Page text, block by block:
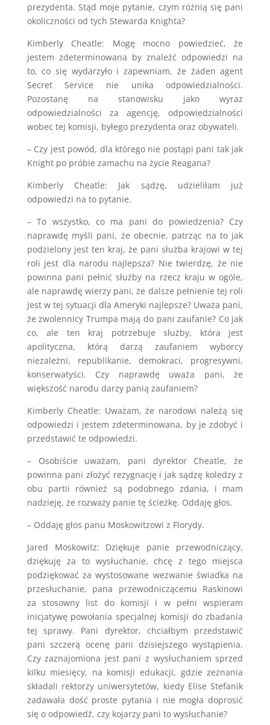
prezydenta. Stąd moje pytanie, czym różnią się pani
okoliczności od tych Stewarda Knighta?
Kimberly Cheatle: Mogę mocno powiedzieć, że
jestem zdeterminowana by znaleźć odpowiedzi na
to, co się wydarzyło i zapewniam, że żaden agent
Secret Service nie unika odpowiedzialności.
Pozostanę na stanowisku jako wyraz
odpowiedzialności za agencję, odpowiedzialności
wobec tej komisji, byłego prezydenta oraz obywateli.
– Czy jest powód, dla którego nie postąpi pani tak jak
Knight po próbie zamachu na życie Reagana?
Kimberly Cheatle: Jak sądzę, udzieliłam już
odpowiedzi na to pytanie.
– To wszystko, co ma pani do powiedzenia? Czy
naprawdę myśli pani, że obecnie, patrząc na to jak
podzielony jest ten kraj, że pani służba krajowi w tej
roli jest dla narodu najlepsza? Nie twierdzę, że nie
powinna pani pełnić służby na rzecz kraju w ogóle,
ale naprawdę wierzy pani, że dalsze pełnienie tej roli
jest w tej sytuacji dla Ameryki najlepsze? Uważa pani,
że zwolennicy Trumpa mają do pani zaufanie? Co jak
co, ale ten kraj potrzebuje służby, która jest
apolityczna, którą darzą zaufaniem wyborcy
niezależni, republikanie, demokraci, progresywni,
konserwatyści. Czy naprawdę uważa pani, że
większość narodu darzy panią zaufaniem?
Kimberly Cheatle: Uważam, że narodowi należą się
odpowiedzi i jestem zdeterminowana, by je zdobyć i
przedstawić te odpowiedzi.
– Osobiście uważam, pani dyrektor Cheatle, że
powinna pani złożyć rezygnację i jak sądzę koledzy z
obu partii również są podobnego zdania, i mam
nadzieję, że rozważy panie tę ścieżkę. Oddaję głos.
– Oddaję głos panu Moskowitzowi z Florydy.
Jared Moskowitz: Dziękuje panie przewodniczący,
dziękuję za to wysłuchanie, chcę z tego miejsca
podziękować za wystosowane wezwanie świadka na
przesłuchanie, pana przewodniczącemu Raskinowi
za stosowny list do komisji i w pełni wspieram
inicjatywę powołania specjalnej komisji do zbadania
tej sprawy. Pani dyrektor, chciałbym przedstawić
pani szczerą ocenę pani dzisiejszego wystąpienia.
Czy zaznajomiona jest pani z wysłuchaniem sprzed
kilku miesięcy, na komisji edukacji, gdzie zeznania
składali rektorzy uniwersytetów, kiedy Elise Stefanik
zadawała dość proste pytania i nie mogła doprosić
się o odpowiedź, czy kojarzy pani to wysłuchanie?